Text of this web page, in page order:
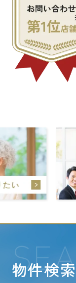
物件検索